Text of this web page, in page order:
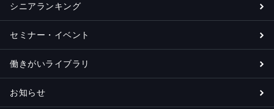
シニアランキング
セミナー・イベント
働きがいライブラリ
お知らせ